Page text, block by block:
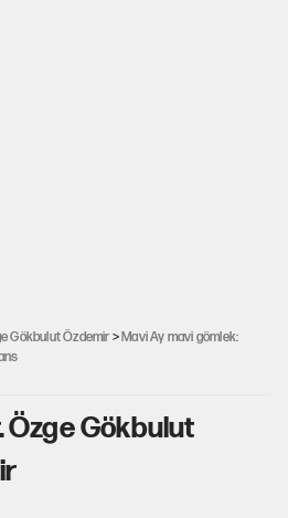
Gökbulut Özdemir>Mavi Ay mavi gömlek:
Özge Gökbulut